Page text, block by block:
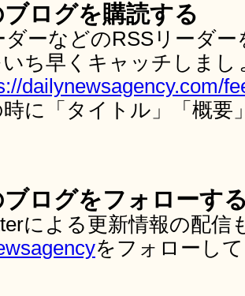
ブログを購読する
ダーなどのRSSリーダ
ち早くキャッチしま
dailynewsagency.com/
に「タイトル」「概要
ブログをフォローす
による更新情報の配
をフォローし